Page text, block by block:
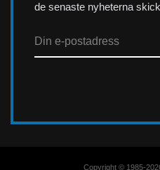
de senaste nyheterna
Copyright © 1985-